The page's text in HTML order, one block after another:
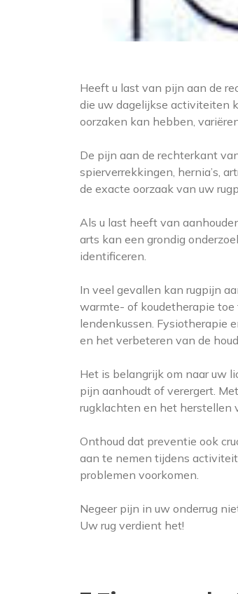
Heeft u last van pijn aan de
die uw dagelijkse activiteiten
oorzaken kan hebben,
De pijn aan de rechterkant
spierverrekkingen, hernia’s,
de exacte oorzaak van uw
Als u last heeft van
arts kan een grondig
identificeren.
In veel gevallen kan rugpijn
warmte- of koudetherapie toe
lendenkussen. Fysiotherapie
en het verbeteren van de
Het is belangrijk om naar uw
pijn aanhoudt of verergert.
rugklachten en het
Onthoud dat preventie ook
aan te nemen tijdens
problemen voorkomen.
Negeer pijn in uw onderrug
Uw rug verdient het!